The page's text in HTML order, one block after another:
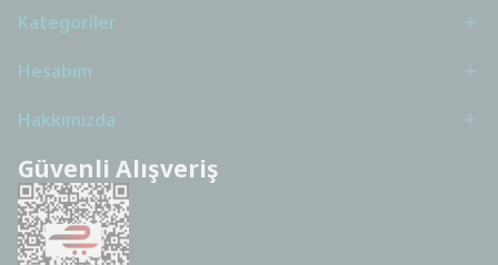
Kategoriler
Hesabım
Hakkımızda
Güvenli Alışveriş